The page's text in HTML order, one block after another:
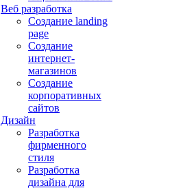
Веб разработка
Создание landing
page
Создание
интернет-
магазинов
Создание
корпоративных
сайтов
Дизайн
Разработка
фирменного
стиля
Разработка
дизайна для